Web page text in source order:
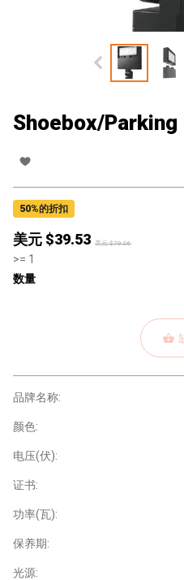
Shoebox/
50%的折扣
美元 $39.53 美元 $79.06
>= 1
数量
品牌名称:
颜色:
电压(伏):
证书:
功率(瓦):
保养期:
光源: